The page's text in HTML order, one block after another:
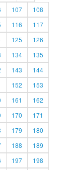
107
108
116
117
125
126
134
135
143
144
152
153
161
162
170
171
179
180
188
189
197
198